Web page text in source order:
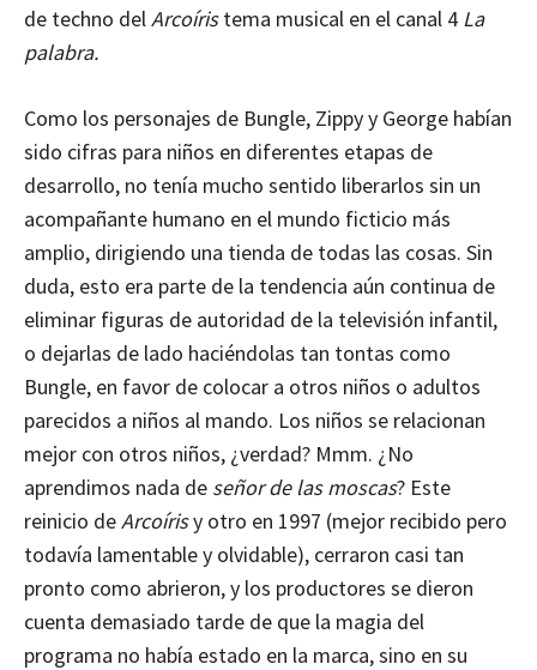
de techno delArcoíristema musical en el canal 4 La
palabra.
Como los personajes de Bungle, Zippy y George habían
sido cifras para niños en diferentes etapas de
desarrollo, no tenía mucho sentido liberarlos sin un
acompañante humano en el mundo ficticio más
amplio, dirigiendo una tienda de todas las cosas. Sin
duda, esto era parte de la tendencia aún continua de
eliminar figuras de autoridad de la televisión infantil,
o dejarlas de lado haciéndolas tan tontas como
Bungle, en favor de colocar a otros niños o adultos
parecidos a niños al mando. Los niños se relacionan
mejor con otros niños, ¿verdad? Mmm. ¿No
aprendimos nada de señor de las moscas? Este
reinicio deArcoírisy otro en 1997 (mejor recibido pero
todavía lamentable y olvidable), cerraron casi tan
pronto como abrieron, y los productores se dieron
cuenta demasiado tarde de que la magia del
programa no había estado en la marca, sino en su